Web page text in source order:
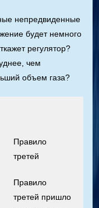
непредвиденные
будет немного
регулятор?
чем
объем газа?
Правило
третей
Правило
третей пришло